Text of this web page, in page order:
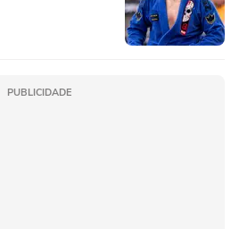
PUBLICIDADE